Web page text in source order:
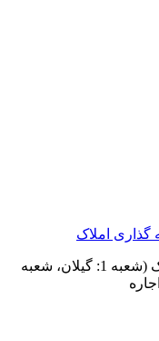
کاسپی لند برند معتبر سرمایه گذاری املاک (شعبه 1: گیلان، شعبه